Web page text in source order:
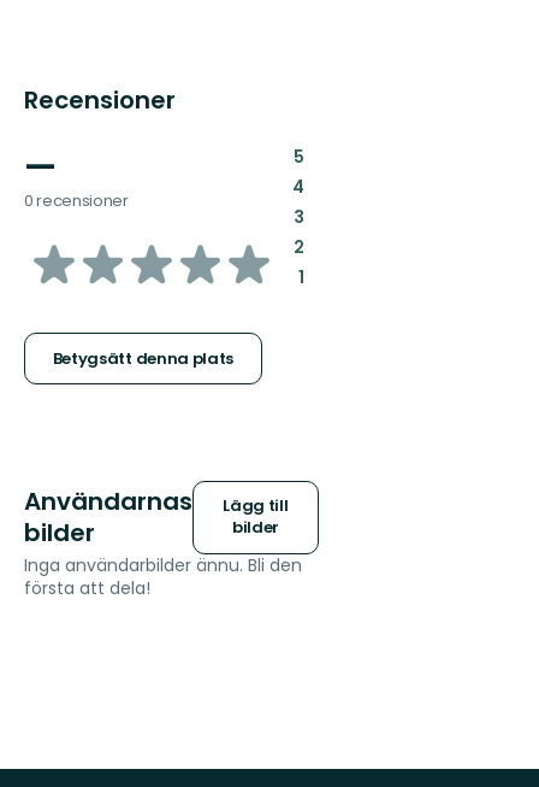
Recensioner
—
0 recensioner
av
stjärnor
Betygsätt denna plats
5:
4:
3:
2:
1:
Användarnas
bilder
Lägg till
bilder
Inga användarbilder ännu. Bli den
första att dela!